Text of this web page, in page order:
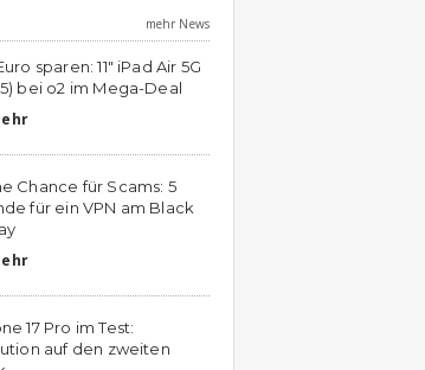
mehr News
sparen: 11″ iPad Air 5G
bei o2 im Mega-Deal
Chance für Scams: 5
für ein VPN am Black
17 Pro im Test:
auf den zweiten